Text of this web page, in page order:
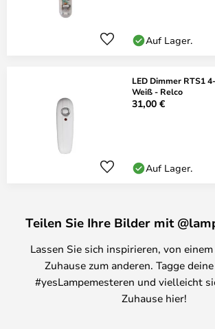
Auf Lager.
LED Dimmer RTS1
Weiß - Relco
31,00 €
Auf Lager.
Teilen Sie Ihre Bilder mit
Lassen Sie sich inspirieren, von
Zuhause zum anderen. Tagge
#yesLampemesteren und vielleicht
Zuhause hier!